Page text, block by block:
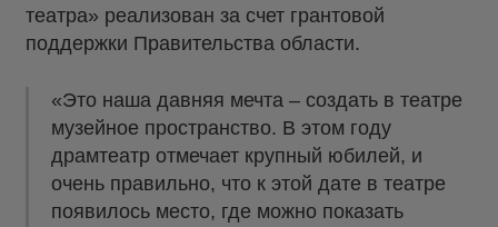
театра» реализован за счет грантовой
поддержки Правительства области.
«Это наша давняя мечта – создать в театре
музейное пространство. В этом году
драмтеатр отмечает крупный юбилей, и
очень правильно, что к этой дате в театре
появилось место, где можно показать